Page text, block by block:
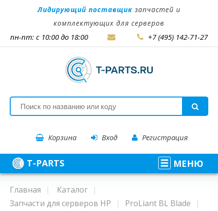
Лидирующий поставщик запчастей и
комплектующих для серверов
пн-пт: с 10:00 до 18:00 +7 (495) 142-71-27
Корзина Вход Регистрация
T-PARTS МЕНЮ
Главная
Каталог
Запчасти для серверов HP
ProLiant BL Blade